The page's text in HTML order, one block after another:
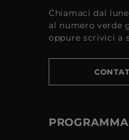
Chiamaci dal
al numero verde
oppure scrivici a